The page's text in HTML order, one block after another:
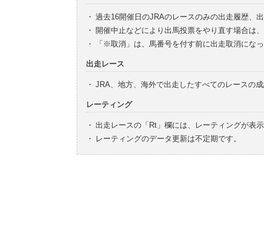
・ 過去16開催日のJRAのレースのみの出走履歴、
・ 開催中止などにより出馬投票をやり直す場合は
・
「※取消」は、馬番号を付す前に出走取消にな
出走レース
・ JRA、地方、海外で出走したすべてのレースの
レーティング
・ 出走レースの「Rt」欄には、レーティングが表
・
レーティングのデータ更新は不定期です。